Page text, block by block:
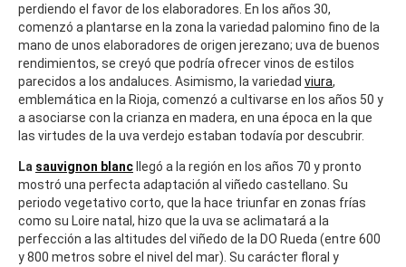
perdiendo el favor de los elaboradores. En los años 30,
comenzó a plantarse en la zona la variedad palomino fino de la
mano de unos elaboradores de origen jerezano; uva de buenos
rendimientos, se creyó que podría ofrecer vinos de estilos
parecidos a los andaluces. Asimismo, la variedad viura,
emblemática en la Rioja, comenzó a cultivarse en los años 50 y
a asociarse con la crianza en madera, en una época en la que
las virtudes de la uva verdejo estaban todavía por descubrir.
La sauvignon blanc llegó a la región en los años 70 y pronto
mostró una perfecta adaptación al viñedo castellano. Su
periodo vegetativo corto, que la hace triunfar en zonas frías
como su Loire natal, hizo que la uva se aclimatará a la
perfección a las altitudes del viñedo de la DO Rueda (entre 600
y 800 metros sobre el nivel del mar). Su carácter floral y